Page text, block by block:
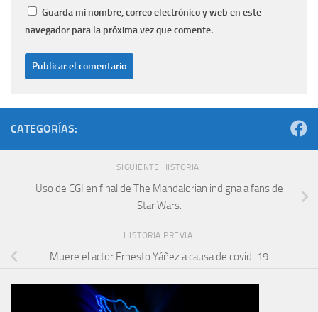
Guarda mi nombre, correo electrónico y web en este
navegador para la próxima vez que comente.
CATEGORÍAS:
SIGUIENTE HISTORIA
Uso de CGI en final de The Mandalorian indigna a fans de
Star Wars.
HISTORIA PREVIA
Muere el actor Ernesto Yáñez a causa de covid-19